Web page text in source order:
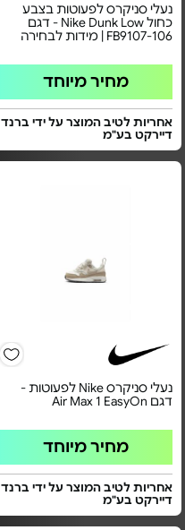
נעלי סניקרס לפעוטות בצבע
כחול Nike Dunk Low - דגם
FB9107-106 | מידות לבחירה
מחיר מיוחד
אחריות לטיב המוצר על ידי ברנד
דיירקט בע"מ
נעלי סניקרס Nike לפעוטות -
דגם Air Max 1 EasyOn
מחיר מיוחד
אחריות לטיב המוצר על ידי ברנד
דיירקט בע"מ